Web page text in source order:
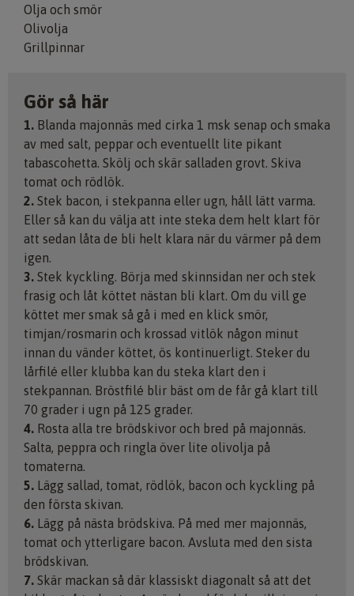
Olja och smör
Olivolja
Grillpinnar
Gör så här
1. Blanda majonnäs med cirka 1 msk senap och smaka
av med salt, peppar och eventuellt lite pikant
tabascohetta. Skölj och skär salladen grovt. Skiva
tomat och rödlök.
2. Stek bacon, i stekpanna eller ugn, håll lätt varma.
Eller så kan du välja att inte steka dem helt klart för
att sedan låta de bli helt klara när du värmer på dem
igen.
3. Stek kyckling. Börja med skinnsidan ner och stek
frasig och låt köttet nästan bli klart. Om du vill ge
köttet mer smak så gå i med en klick smör,
timjan/rosmarin och krossad vitlök någon minut
innan du vänder köttet, ös kontinuerligt. Steker du
lårfilé eller klubba kan du steka klart den i
stekpannan. Bröstfilé blir bäst om de får gå klart till
70 grader i ugn på 125 grader.
4. Rosta alla tre brödskivor och bred på majonnäs.
Salta, peppra och ringla över lite olivolja på
tomaterna.
5. Lägg sallad, tomat, rödlök, bacon och kyckling på
den första skivan.
6. Lägg på nästa brödskiva. På med mer majonnäs,
tomat och ytterligare bacon. Avsluta med den sista
brödskivan.
7. Skär mackan så där klassiskt diagonalt så att det